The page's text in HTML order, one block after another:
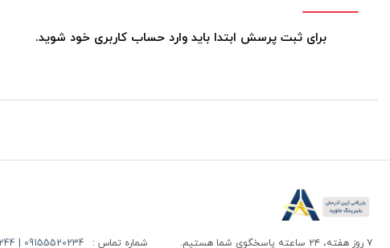
برای ثبت پرسش ابتدا باید وارد حساب کاربری خود شوید.
۷ روز هفته، ۲۴ ساعته پاسخگوی شما هستیم. شماره تماس : 09155520234 | 09155520244